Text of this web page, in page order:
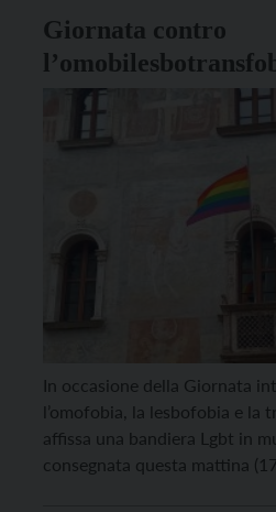
Giornata contro
bandiera in
In occasione della Giornata
l’omofobia, la lesbofobia e la
affissa una bandiera Lgbt in
consegnata questa mattina